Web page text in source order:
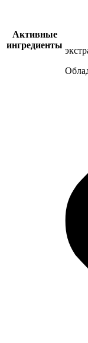
Активные
ингредиенты